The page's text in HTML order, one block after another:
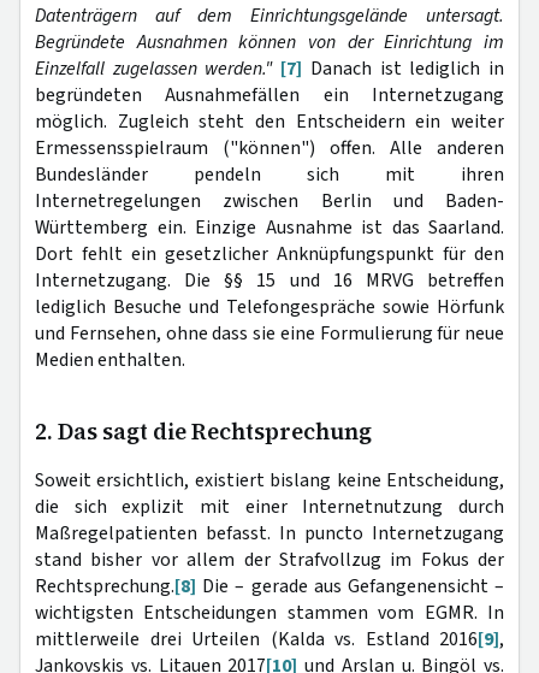
Datenträgern auf dem Einrichtungsgelände untersagt.
Begründete Ausnahmen können von der Einrichtung im
Einzelfall zugelassen werden." [7] Danach ist lediglich in
begründeten Ausnahmefällen ein Internetzugang
möglich. Zugleich steht den Entscheidern ein weiter
Ermessensspielraum ("können") offen. Alle anderen
Bundesländer pendeln sich mit ihren
Internetregelungen zwischen Berlin und Baden-
Württemberg ein. Einzige Ausnahme ist das Saarland.
Dort fehlt ein gesetzlicher Anknüpfungspunkt für den
Internetzugang. Die §§ 15 und 16 MRVG betreffen
lediglich Besuche und Telefongespräche sowie Hörfunk
und Fernsehen, ohne dass sie eine Formulierung für neue
Medien enthalten.
2. Das sagt die Rechtsprechung
Soweit ersichtlich, existiert bislang keine Entscheidung,
die sich explizit mit einer Internetnutzung durch
Maßregelpatienten befasst. In puncto Internetzugang
stand bisher vor allem der Strafvollzug im Fokus der
Rechtsprechung.[8] Die – gerade aus Gefangenensicht –
wichtigsten Entscheidungen stammen vom EGMR. In
mittlerweile drei Urteilen (Kalda vs. Estland 2016[9],
Jankovskis vs. Litauen 2017[10] und Arslan u. Bingöl vs.